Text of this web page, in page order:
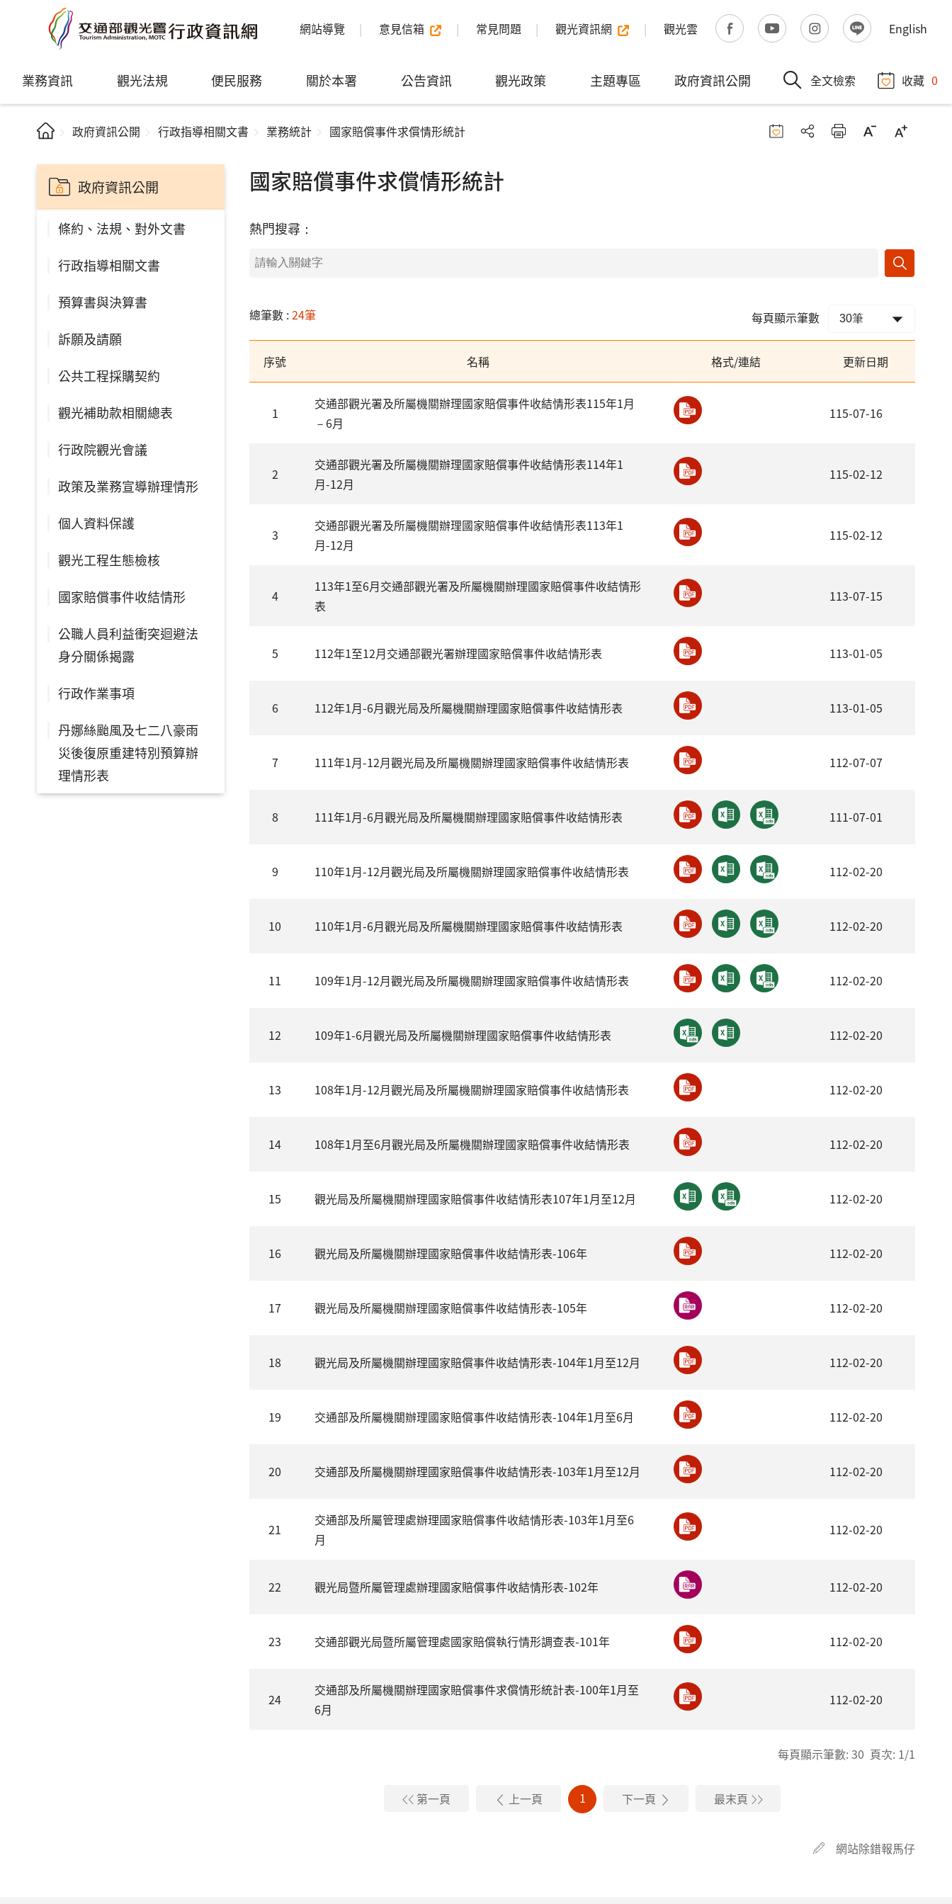
網站導覽 意見信箱 常見問題 觀光資訊網 觀光雲 English
業務資訊 觀光法規 便民服務 關於本署 公告資訊 觀光政策 主題專區 政府資訊公開 全文檢索 收藏 0
政府資訊公開 行政指導相關文書 業務統計 國家賠償事件求償情形統計
政府資訊公開
條約、法規、對外文書
行政指導相關文書
預算書與決算書
訴願及請願
公共工程採購契約
觀光補助款相關總表
行政院觀光會議
政策及業務宣導辦理情形
個人資料保護
觀光工程生態檢核
國家賠償事件收結情形
公職人員利益衝突迴避法
身分關係揭露
行政作業事項
丹娜絲颱風及七二八豪雨
災後復原重建特別預算辦
理情形表
國家賠償事件求償情形統計
熱門搜尋：
總筆數 :24筆 每頁顯示筆數
序號 名稱 格式/連結 更新日期
1
交通部觀光署及所屬機關辦理國家賠償事件收結情形表115年1月
－6月
115-07-16
2
交通部觀光署及所屬機關辦理國家賠償事件收結情形表114年1
月-12月
115-02-12
3
交通部觀光署及所屬機關辦理國家賠償事件收結情形表113年1
月-12月
115-02-12
4
113年1至6月交通部觀光署及所屬機關辦理國家賠償事件收結情形
表
113-07-15
5 112年1至12月交通部觀光署辦理國家賠償事件收結情形表 113-01-05
6 112年1月-6月觀光局及所屬機關辦理國家賠償事件收結情形表 113-01-05
7 111年1月-12月觀光局及所屬機關辦理國家賠償事件收結情形表 112-07-07
8 111年1月-6月觀光局及所屬機關辦理國家賠償事件收結情形表 111-07-01
9 110年1月-12月觀光局及所屬機關辦理國家賠償事件收結情形表 112-02-20
10 110年1月-6月觀光局及所屬機關辦理國家賠償事件收結情形表 112-02-20
11 109年1月-12月觀光局及所屬機關辦理國家賠償事件收結情形表 112-02-20
12 109年1-6月觀光局及所屬機關辦理國家賠償事件收結情形表 112-02-20
13 108年1月-12月觀光局及所屬機關辦理國家賠償事件收結情形表 112-02-20
14 108年1月至6月觀光局及所屬機關辦理國家賠償事件收結情形表 112-02-20
15 觀光局及所屬機關辦理國家賠償事件收結情形表107年1月至12月 112-02-20
16 觀光局及所屬機關辦理國家賠償事件收結情形表-106年 112-02-20
17 觀光局及所屬機關辦理國家賠償事件收結情形表-105年 112-02-20
18 觀光局及所屬機關辦理國家賠償事件收結情形表-104年1月至12月 112-02-20
19 交通部及所屬機關辦理國家賠償事件收結情形表-104年1月至6月 112-02-20
20 交通部及所屬機關辦理國家賠償事件收結情形表-103年1月至12月 112-02-20
21
交通部及所屬管理處辦理國家賠償事件收結情形表-103年1月至6
月
112-02-20
22 觀光局暨所屬管理處辦理國家賠償事件收結情形表-102年 112-02-20
23 交通部觀光局暨所屬管理處國家賠償執行情形調查表-101年 112-02-20
24
交通部及所屬機關辦理國家賠償事件求償情形統計表-100年1月至
6月
112-02-20
每頁顯示筆數: 30 頁次: 1/1
第一頁 上一頁 1 下一頁 最末頁
網站除錯報馬仔